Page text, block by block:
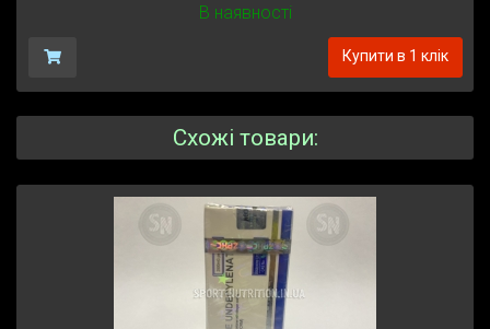
В наявності
Купити в 1 клік
Схожі товари: